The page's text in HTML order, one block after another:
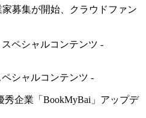
募集が開始、クラウドファン
シャルコンテンツ -